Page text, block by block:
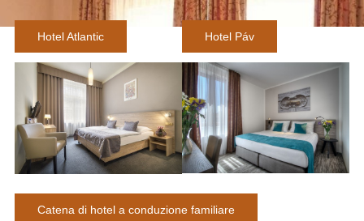
Hotel Atlantic Hotel Páv
Catena di hotel a conduzione familiare